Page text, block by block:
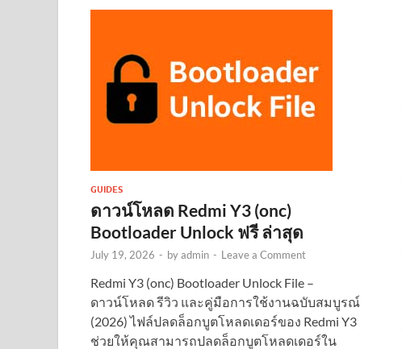
GUIDES
ดาวน์โหลด Redmi Y3 (onc)
Bootloader Unlock ฟรี ล่าสุด
July 19, 2026 - byadmin - Leave a Comment
Redmi Y3 (onc) Bootloader Unlock File –
ดาวน์โหลด รีวิว และคู่มือการใช้งานฉบับสมบูรณ์
(2026) ไฟล์ปลดล็อกบูตโหลดเดอร์ของ Redmi Y3
ช่วยให้คุณสามารถปลดล็อกบูตโหลดเดอร์ใน